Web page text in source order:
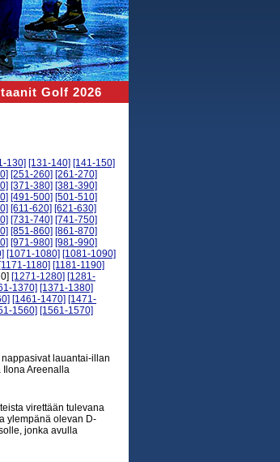
Golf 2026
130] [131-140] [141-150]
[251-260] [261-270]
[371-380] [381-390]
[491-500] [501-510]
[611-620] [621-630]
[731-740] [741-750]
[851-860] [861-870]
[971-980] [981-990]
[1071-1080] [1081-1090]
[1171-1180] [1181-1190]
[1271-1280] [1281-
1370] [1371-1380]
[1461-1470] [1471-
1560] [1561-1570]
lauantai-illan
Ilona Areenalla
virettään tulevana
ylempänä olevan D-
jonka avulla